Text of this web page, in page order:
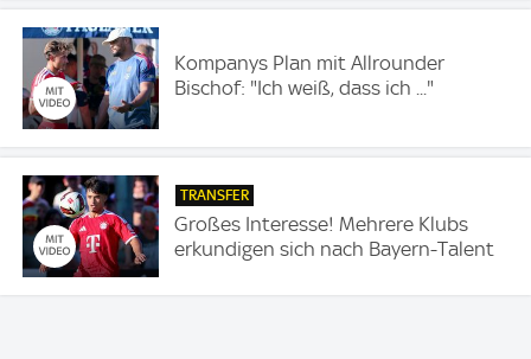
Kompanys Plan mit Allrounder
Bischof: "Ich weiß, dass ich ..."
TRANSFER
Großes Interesse! Mehrere Klubs
erkundigen sich nach Bayern-Talent